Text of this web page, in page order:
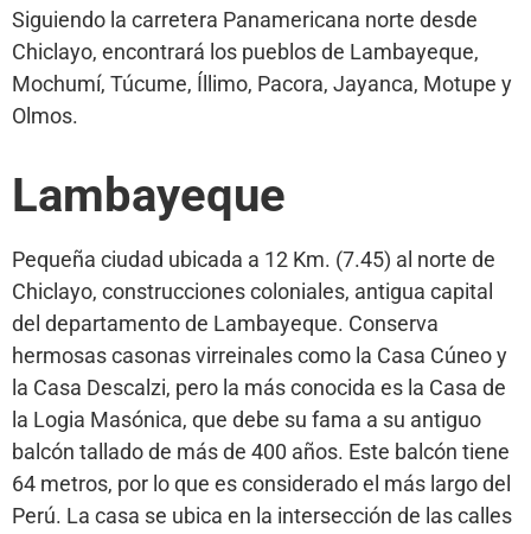
Siguiendo la carretera Panamericana norte desde
Chiclayo, encontrará los pueblos de Lambayeque,
Mochumí, Túcume, Íllimo, Pacora, Jayanca, Motupe y
Olmos.
Lambayeque
Pequeña ciudad ubicada a 12 Km. (7.45) al norte de
Chiclayo, construcciones coloniales, antigua capital
del departamento de Lambayeque. Conserva
hermosas casonas virreinales como la Casa Cúneo y
la Casa Descalzi, pero la más conocida es la Casa de
la Logia Masónica, que debe su fama a su antiguo
balcón tallado de más de 400 años. Este balcón tiene
64 metros, por lo que es considerado el más largo del
Perú. La casa se ubica en la intersección de las calles